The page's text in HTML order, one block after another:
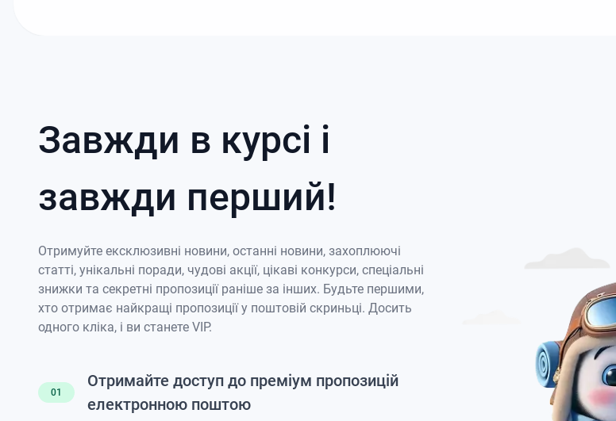
Завжди в курсі і
завжди перший!
Отримуйте ексклюзивні новини, останні новини, захоплюючі
статті, унікальні поради, чудові акції, цікаві конкурси, спеціальні
знижки та секретні пропозиції раніше за інших. Будьте першими,
хто отримає найкращі пропозиції у поштовій скриньці. Досить
одного кліка, і ви станете VIP.
01
Отримайте доступ до преміум пропозицій
електронною поштою